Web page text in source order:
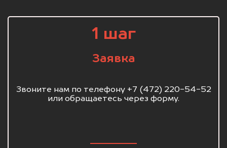
1 шаг
Заявка
Звоните нам по телефону +7 (472) 220-54-52
или обращаетесь через форму.